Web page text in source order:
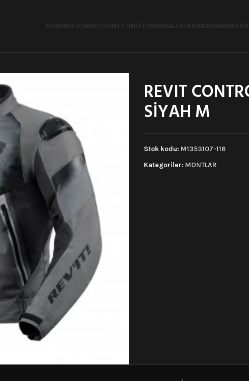
KENDINIZ İÇINMOTOSIKLETINIZ İÇINMAĞAZALARIMIZHAKKIMIZDA
REVIT
SİYAH M
Stok kodu: M1353107-116
Kategoriler: MONTLAR